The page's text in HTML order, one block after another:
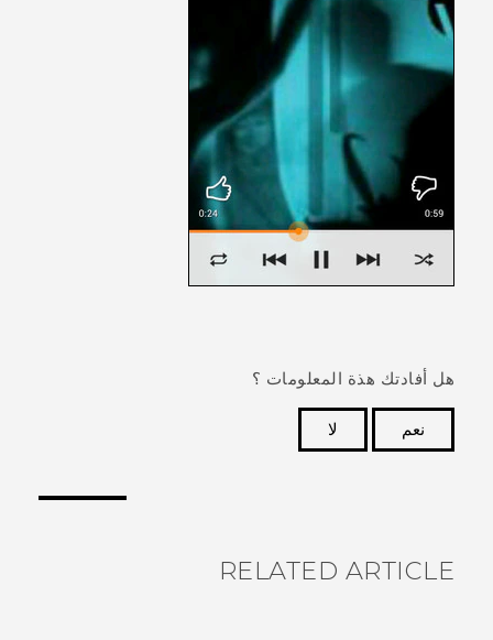
هل أفادتك هذة المعلومات ؟
نعم
لا
RELATED ARTICLE